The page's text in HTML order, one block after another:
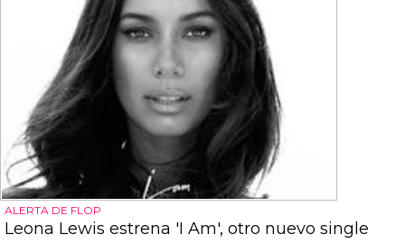
ALERTA DE FLOP
Leona Lewis estrena 'I Am', otro nuevo single